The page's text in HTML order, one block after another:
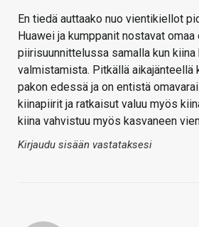
En tiedä auttaako nuo vientikiellot
Huawei ja kumppanit nostavat
piirisuunnittelussa samalla kun
valmistamista. Pitkällä aikajänteellä
pakon edessä ja on entistä
kiinapiirit ja ratkaisut valuu myös
kiina vahvistuu myös kasvaneen
Kirjaudu sisään vastataksesi